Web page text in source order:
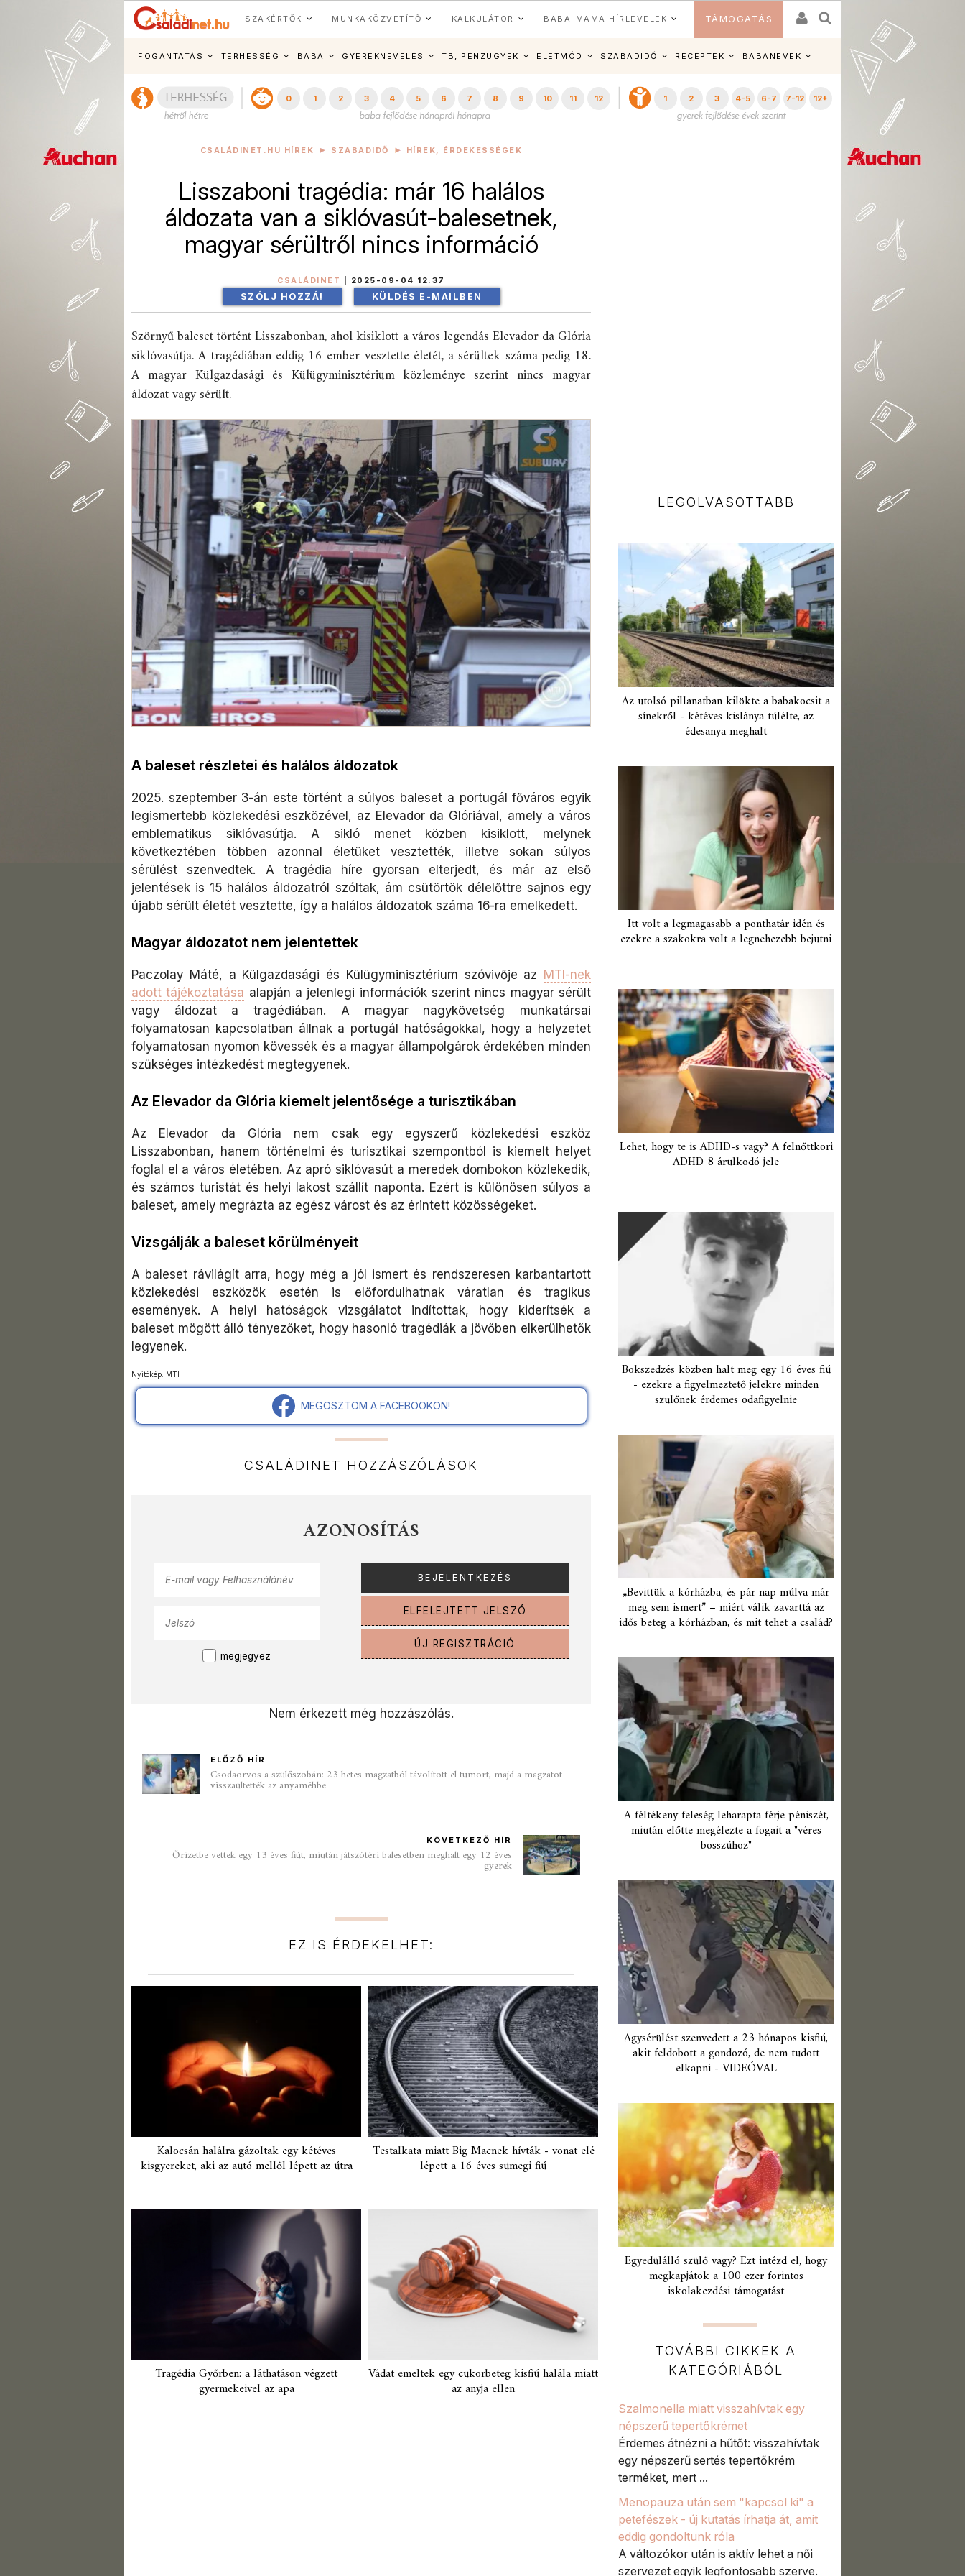
SZAKÉRTŐK MUNKAKÖZVETÍTŐ KALKULÁTOR BABA-MAMA HÍRLEVELEK TÁMOGATÁS
FOGANTATÁS TERHESSÉG BABA GYEREKNEVELÉS TB, PÉNZÜGYEK ÉLETMÓD SZABADIDŐ RECEPTEK BABANEVEK
0 1 2 3 4 5 6 7 8 9 10 11 12 1 2 3 4-5 6-7 7-12 12+
CSALÁDINET.HU HÍREK SZABADIDŐ HÍREK, ÉRDEKESSÉGEK
Lisszaboni tragédia: már 16 halálos
áldozata van a siklóvasút-balesetnek,
magyar sérültről nincs információ
CSALÁDINET 2025-09-04 12:37
SZÓLJ HOZZÁ! KÜLDÉS E-MAILBEN
Szörnyű baleset történt Lisszabonban, ahol kisiklott a város legendás Elevador da Glória
siklóvasútja. A tragédiában eddig 16 ember vesztette életét, a sérültek száma pedig 18.
A magyar Külgazdasági és Külügyminisztérium közleménye szerint nincs magyar
áldozat vagy sérült.
A baleset részletei és halálos áldozatok
2025. szeptember 3-án este történt a súlyos baleset a portugál főváros egyik
legismertebb közlekedési eszközével, az Elevador da Glóriával, amely a város
emblematikus siklóvasútja. A sikló menet közben kisiklott, melynek
következtében többen azonnal életüket vesztették, illetve sokan súlyos
sérülést szenvedtek. A tragédia híre gyorsan elterjedt, és már az első
jelentések is 15 halálos áldozatról szóltak, ám csütörtök délelőttre sajnos egy
újabb sérült életét vesztette, így a halálos áldozatok száma 16-ra emelkedett.
Magyar áldozatot nem jelentettek
Paczolay Máté, a Külgazdasági és Külügyminisztérium szóvivője az MTI-nek
adott tájékoztatása alapján a jelenlegi információk szerint nincs magyar sérült
vagy áldozat a tragédiában. A magyar nagykövetség munkatársai
folyamatosan kapcsolatban állnak a portugál hatóságokkal, hogy a helyzetet
folyamatosan nyomon kövessék és a magyar állampolgárok érdekében minden
szükséges intézkedést megtegyenek.
Az Elevador da Glória kiemelt jelentősége a turisztikában
Az Elevador da Glória nem csak egy egyszerű közlekedési eszköz
Lisszabonban, hanem történelmi és turisztikai szempontból is kiemelt helyet
foglal el a város életében. Az apró siklóvasút a meredek dombokon közlekedik,
és számos turistát és helyi lakost szállít naponta. Ezért is különösen súlyos a
baleset, amely megrázta az egész várost és az érintett közösségeket.
Vizsgálják a baleset körülményeit
A baleset rávilágít arra, hogy még a jól ismert és rendszeresen karbantartott
közlekedési eszközök esetén is előfordulhatnak váratlan és tragikus
események. A helyi hatóságok vizsgálatot indítottak, hogy kiderítsék a
baleset mögött álló tényezőket, hogy hasonló tragédiák a jövőben elkerülhetők
legyenek.
Nyitókép: MTI
MEGOSZTOM A FACEBOOKON!
CSALÁDINET HOZZÁSZÓLÁSOK
AZONOSÍTÁS
megjegyez
ELFELEJTETT JELSZÓ
ÚJ REGISZTRÁCIÓ
Nem érkezett még hozzászólás.
ELŐZŐ HÍR
Csodaorvos a szülőszobán: 23 hetes magzatból távolított el tumort, majd a magzatot
visszaültették az anyaméhbe
KÖVETKEZŐ HÍR
Őrizetbe vettek egy 13 éves fiút, miután játszótéri balesetben meghalt egy 12 éves
gyerek
EZ IS ÉRDEKELHET:
Kalocsán halálra gázoltak egy kétéves
kisgyereket, aki az autó mellől lépett az útra
Testalkata miatt Big Macnek hívták - vonat elé
lépett a 16 éves sümegi fiú
Tragédia Győrben: a láthatáson végzett
gyermekeivel az apa
Vádat emeltek egy cukorbeteg kisfiú halála miatt
az anyja ellen
LEGOLVASOTTABB
Az utolsó pillanatban kilökte a babakocsit a
sínekről - kétéves kislánya túlélte, az
édesanya meghalt
Itt volt a legmagasabb a ponthatár idén és
ezekre a szakokra volt a legnehezebb bejutni
Lehet, hogy te is ADHD-s vagy? A felnőttkori
ADHD 8 árulkodó jele
Bokszedzés közben halt meg egy 16 éves fiú
- ezekre a figyelmeztető jelekre minden
szülőnek érdemes odafigyelnie
„Bevittük a kórházba, és pár nap múlva már
meg sem ismert” – miért válik zavarttá az
idős beteg a kórházban, és mit tehet a család?
A féltékeny feleség leharapta férje péniszét,
miután előtte megélezte a fogait a "véres
bosszúhoz"
Agysérülést szenvedett a 23 hónapos kisfiú,
akit feldobott a gondozó, de nem tudott
elkapni - VIDEÓVAL
Egyedülálló szülő vagy? Ezt intézd el, hogy
megkapjátok a 100 ezer forintos
iskolakezdési támogatást
TOVÁBBI CIKKEK A
KATEGÓRIÁBÓL
Szalmonella miatt visszahívtak egy
népszerű tepertőkrémet
Érdemes átnézni a hűtőt: visszahívtak
egy népszerű sertés tepertőkrém
terméket, mert ...
Menopauza után sem "kapcsol ki" a
petefészek - új kutatás írhatja át, amit
eddig gondoltunk róla
A változókor után is aktív lehet a női
szervezet egyik legfontosabb szerve.